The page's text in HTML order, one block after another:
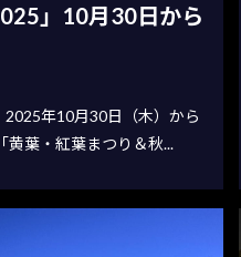
」10月30日から
年10月30日（木）から
黄葉・紅葉まつり＆秋...